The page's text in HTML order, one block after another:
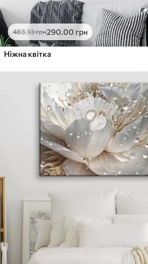
483.33грн290.00 грн
Ніжна квітка